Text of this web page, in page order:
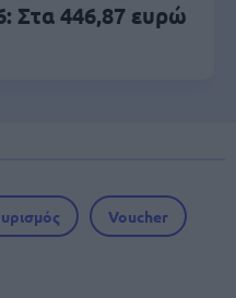
Στα 446,87 ευρώ
Voucher